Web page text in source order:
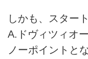
しかも、スター
A.ドヴィツィオ
ノーポイント